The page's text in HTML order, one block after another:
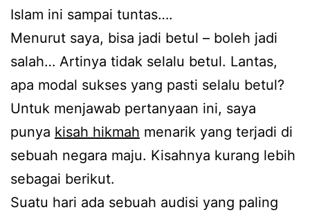
Islam ini sampai tuntas….
Menurut saya, bisa jadi betul – boleh jadi
salah… Artinya tidak selalu betul. Lantas,
apa modal sukses yang pasti selalu betul?
Untuk menjawab pertanyaan ini, saya
punya kisah hikmah menarik yang terjadi di
sebuah negara maju. Kisahnya kurang lebih
sebagai berikut.
Suatu hari ada sebuah audisi yang paling